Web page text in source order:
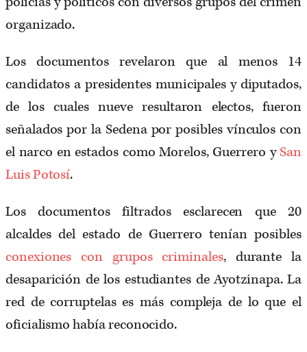
organizado.
Los documentos revelaron que al menos 14
candidatos a presidentes municipales y diputados,
de los cuales nueve resultaron electos, fueron
señalados por la Sedena por posibles vínculos con
el narco en estados como Morelos, Guerrero ySan
Luis Potosí.
Los documentos filtrados esclarecen que 20
alcaldes del estado de Guerrero tenían posibles
conexiones con grupos criminales, durante la
desaparición de los estudiantes de Ayotzinapa. La
red de corruptelas es más compleja de lo que el
oficialismo había reconocido.